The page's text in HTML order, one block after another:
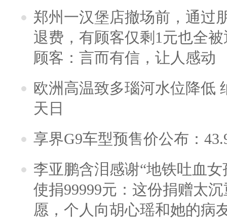
郑州一汉堡店撤场前，通过
退费，有顾客仅剩1元也全
顾客：言而有信，让人感动
欧洲高温致多瑙河水位降低
天日
享界G9车型预售价公布：
李亚鹏含泪感谢“地铁吐血
使捐99999元：这份捐赠太
愿，个人向胡心瑶和她的病